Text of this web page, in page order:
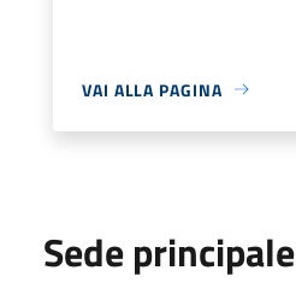
VAI ALLA PAGINA
Sede principale